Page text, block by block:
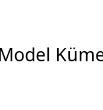
Makineleri
Nem Alma